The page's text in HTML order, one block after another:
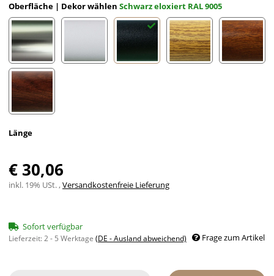
Oberfläche | Dekor wählen Schwarz eloxiert RAL 9005
Edelstahloptik eloxiert
Länge
€ 30,06
inkl. 19% USt. ,Versandkostenfreie Lieferung
Sofort verfügbar
Lieferzeit:2 - 5 Werktage (DE - Ausland abweichend) Frage zum Artikel